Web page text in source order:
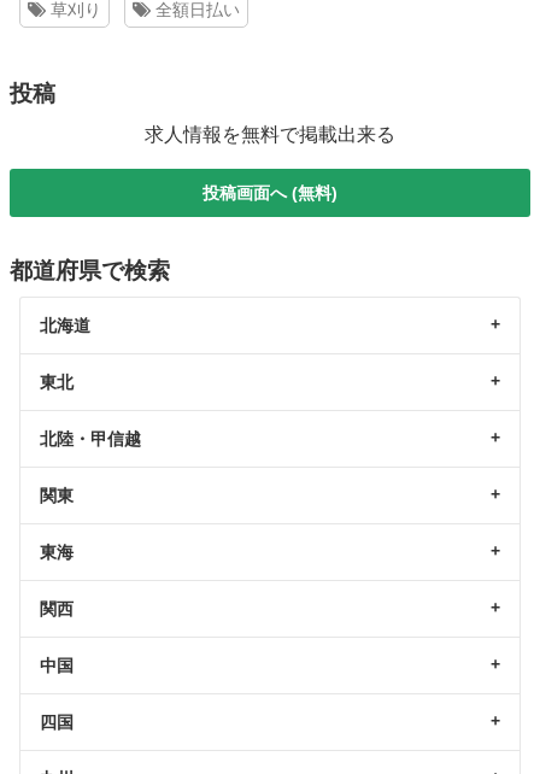
草刈り 全額日払い
投稿
求人情報を無料で掲載出来る
投稿画面へ (無料)
都道府県で検索
北海道
東北
北陸・甲信越
関東
東海
関西
中国
四国